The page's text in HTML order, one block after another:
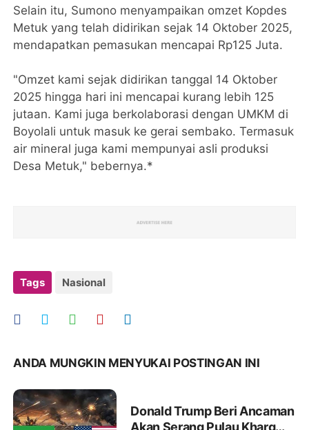
Selain itu, Sumono menyampaikan omzet Kopdes
Metuk yang telah didirikan sejak 14 Oktober 2025,
mendapatkan pemasukan mencapai Rp125 Juta.
"Omzet kami sejak didirikan tanggal 14 Oktober
2025 hingga hari ini mencapai kurang lebih 125
jutaan. Kami juga berkolaborasi dengan UMKM di
Boyolali untuk masuk ke gerai sembako. Termasuk
air mineral juga kami mempunyai asli produksi
Desa Metuk," bebernya.*
Tags Nasional
ANDA MUNGKIN MENYUKAI POSTINGAN INI
Donald Trump Beri Ancaman
Akan Serang Pulau Kharg